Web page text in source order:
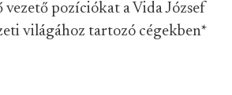
pozíciókat a Vida József
világához tartozó cégekben*